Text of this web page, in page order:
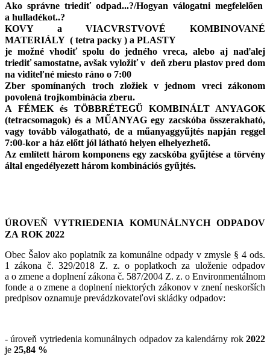
Ako správne triediť odpad...?/Hogyan válogatni megfelelően
a hulladékot..?
KOVY a VIACVRSTVOVÉ KOMBINOVANÉ
MATERIÁLY ( tetra packy ) a PLASTY
je možné vhodiť spolu do jedného vreca, alebo aj naďalej
triediť samostatne, avšak vyložiť v deň zberu plastov pred dom
na viditeľné miesto ráno o 7:00
Zber spomínaných troch zložiek v jednom vreci zákonom
povolená trojkombinácia zberu.
A FÉMEK és TÖBBRÉTEGŰ KOMBINÁLT ANYAGOK
(tetracsomagok) és a MŰANYAG egy zacskóba összerakható,
vagy tovább válogatható, de a műanyaggyűjtés napján reggel
7:00-kor a ház előtt jól látható helyen elhelyezhető.
Az említett három komponens egy zacskóba gyűjtése a törvény
által engedélyezett három kombinációs gyűjtés.
ÚROVEŇ VYTRIEDENIA KOMUNÁLNYCH ODPADOV
ZA ROK 2022
Obec Šalov ako poplatník za komunálne odpady v zmysle § 4 ods.
1 zákona č. 329/2018 Z. z. o poplatkoch za uloženie odpadov
a o zmene a doplnení zákona č. 587/2004 Z. z. o Environmentálnom
fonde a o zmene a doplnení niektorých zákonov v znení neskorších
predpisov oznamuje prevádzkovateľovi skládky odpadov:
- úroveň vytriedenia komunálnych odpadov za kalendárny rok 2022
je 25,84 %